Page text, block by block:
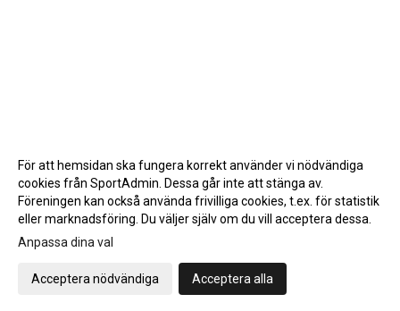
Gå till Webbversion
För att hemsidan ska fungera korrekt använder vi nödvändiga
cookies från SportAdmin. Dessa går inte att stänga av.
Föreningen kan också använda frivilliga cookies, t.ex. för statistik
eller marknadsföring. Du väljer själv om du vill acceptera dessa.
Anpassa dina val
Acceptera nödvändiga Acceptera alla